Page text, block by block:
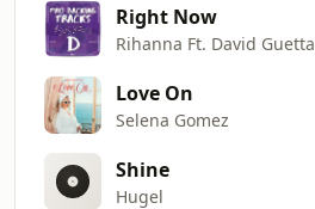
Right Now
Rihanna Ft. David Guetta
Love On
Selena Gomez
Shine
Hugel